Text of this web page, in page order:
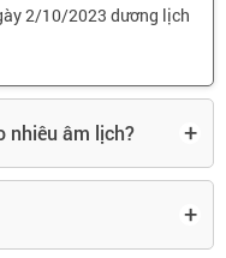
2/10/2023 dương lịch
nhiêu âm lịch? +
+